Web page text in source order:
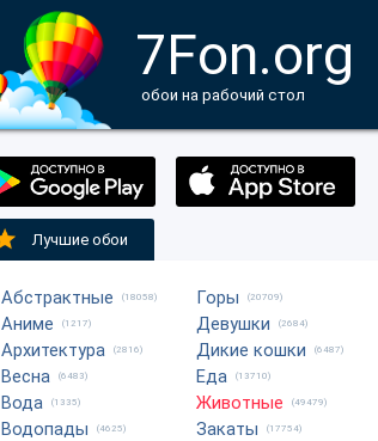
7Fon.org
обои на рабочий стол
Лучшие обои
Абстрактные (18058)
Аниме (1217)
Архитектура (2816)
Весна (6483)
Вода (1335)
Водопады (4625)
Горы (20709)
Девушки (2684)
Дикие кошки (6487)
Еда (13710)
Животные (49479)
Закаты (17754)